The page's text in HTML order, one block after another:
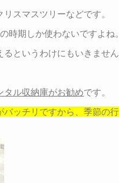
スマスツリーなどです。
時期しか使わないですよね。
というわけにもいきません
タル収納庫がお勧めです。
バッチリですから、季節の